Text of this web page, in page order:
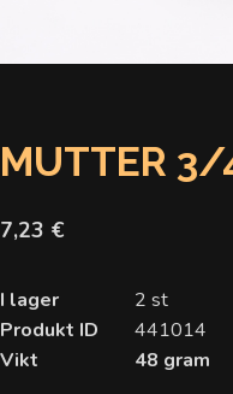
MUTTER 3/
7,23 €
I lager
2 st
Produkt ID
441014
Vikt
48 gram